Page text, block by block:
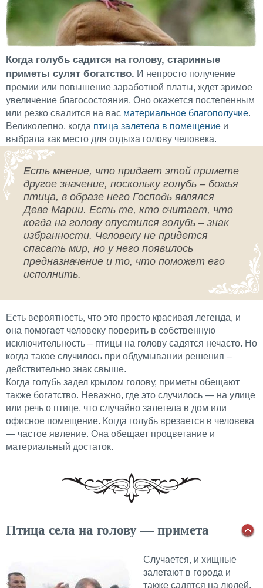
Когда голубь садится на голову, старинные
приметы сулят богатство. И непросто получение
премии или повышение заработной платы, ждет зримое
увеличение благосостояния. Оно окажется постепенным
или резко свалится на вас материальное благополучие.
Великолепно, когда птица залетела в помещение и
выбрала как место для отдыха голову человека.
Есть мнение, что придает этой примете
другое значение, поскольку голубь – божья
птица, в образе него Господь являлся
Деве Марии. Есть те, кто считает, что
когда на голову опустился голубь – знак
избранности. Человеку не придется
спасать мир, но у него появилось
предназначение и то, что поможет его
исполнить.
Есть вероятность, что это просто красивая легенда, и
она помогает человеку поверить в собственную
исключительность – птицы на голову садятся нечасто. Но
когда такое случилось при обдумывании решения –
действительно знак свыше.
Когда голубь задел крылом голову, приметы обещают
также богатство. Неважно, где это случилось — на улице
или речь о птице, что случайно залетела в дом или
офисное помещение. Когда голубь врезается в человека
— частое явление. Она обещает процветание и
материальный достаток.
Птица села на голову — примета
Случается, и хищные
залетают в города и
также садятся на людей.